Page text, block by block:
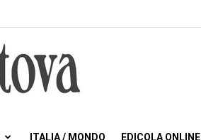
ITALIA / MONDO EDICOLA ONLINE